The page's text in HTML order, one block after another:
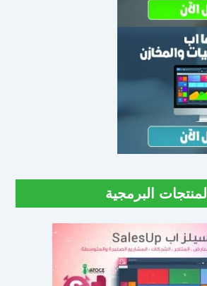
المنتجات البرمجية